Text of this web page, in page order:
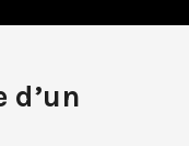
d’un